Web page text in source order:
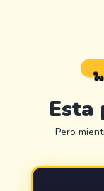
Esta
Pero